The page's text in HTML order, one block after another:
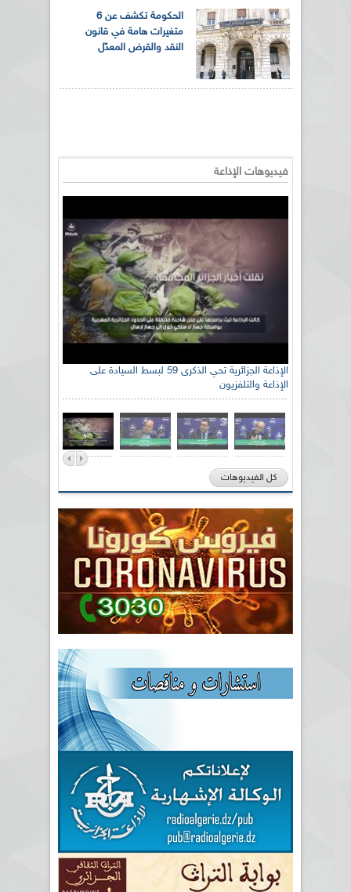
الحكومة تكشف عن 6
متغيرات هامة في قانون
النقد والقرض المعدّل
فيديوهات الإذاعة
الإذاعة الجزائرية تحي الذكرى 59 لبسط السيادة على
الإذاعة والتلفزيون
كل الفيديوهات